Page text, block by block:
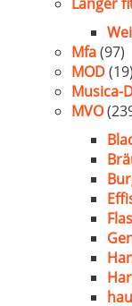
Mfa(97)
MOD(19)
Musica-
MVO